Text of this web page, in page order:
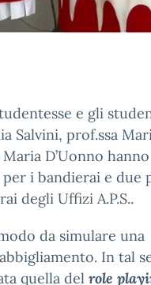
e gli
Salvini, prof.ssa
D’Uonno hanno
i bandierai e due
degli Uffizi A.P.S..
da simulare una
In tal
quella del role